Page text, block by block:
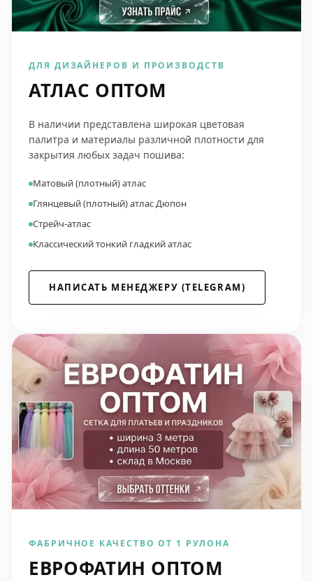
ДЛЯ ДИЗАЙНЕРОВ И ПРОИЗВОДСТВ
АТЛАС ОПТОМ
В наличии представлена широкая цветовая
палитра и материалы различной плотности для
закрытия любых задач пошива:
Матовый (плотный) атлас
Глянцевый (плотный) атлас Дюпон
Стрейч-атлас
Классический тонкий гладкий атлас
НАПИСАТЬ МЕНЕДЖЕРУ (TELEGRAM)
ФАБРИЧНОЕ КАЧЕСТВО ОТ 1 РУЛОНА
ЕВРОФАТИН ОПТОМ